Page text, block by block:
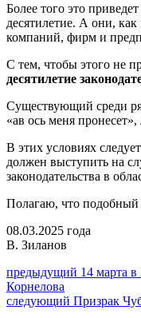
Более того это
десятилетие. А они,
компаний, фирм и
С тем, чтобы этого не
десятилетие
Существующий среди
«ав ось меня
В этих условиях следует
должен выступить на
законодательства в
Полагаю, что подобный
08.03.2025 года
В. Зиланов
Навигация
по
предыдущий 14 марта
Корнелова
следующий Следующее
Призрак